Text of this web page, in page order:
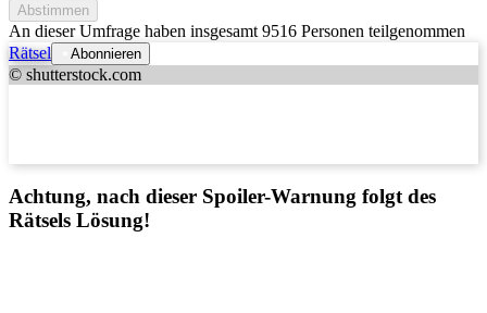
Abstimmen
An dieser Umfrage haben insgesamt 9516 Personen teilgenommen
Rätsel
Abonnieren
© shutterstock.com
Achtung, nach dieser Spoiler-Warnung folgt des
Rätsels Lösung!